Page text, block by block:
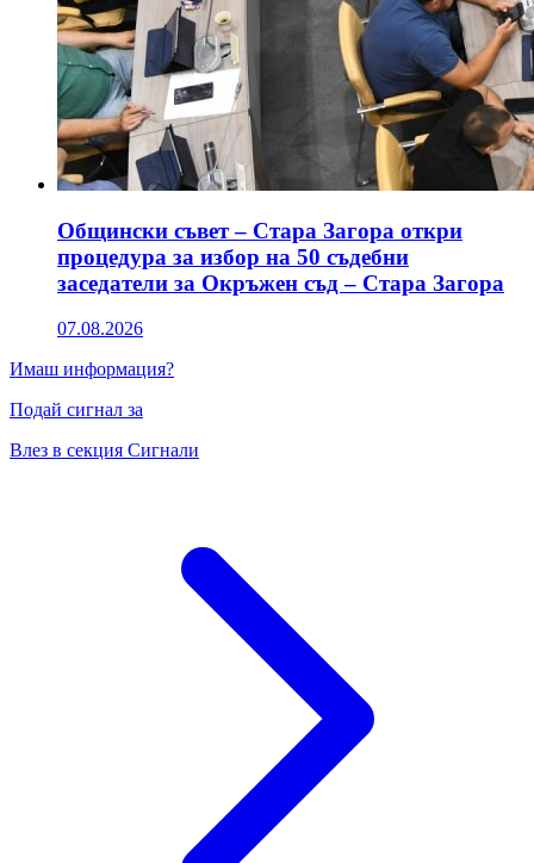
Общински съвет – Стара Загора откри
процедура за избор на 50 съдебни
заседатели за Окръжен съд – Стара Загора
07.08.2026
Имаш информация?
Подай сигнал за
Влез в секция Сигнали